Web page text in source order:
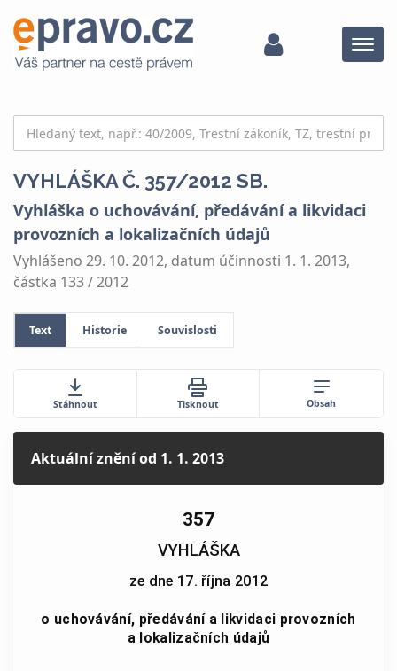
Menu
VYHLÁŠKA Č. 357/2012 SB.
Vyhláška o uchovávání, předávání a likvidaci
provozních a lokalizačních údajů
Vyhlášeno 29. 10. 2012, datum účinnosti 1. 1. 2013,
částka 133 / 2012
Text Historie Souvislosti
Stáhnout Tisknout Obsah
Aktuální zněníod 1. 1. 2013
357
VYHLÁŠKA
ze dne 17. října 2012
o uchovávání, předávání a likvidaci provozních
a lokalizačních údajů